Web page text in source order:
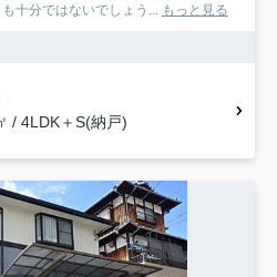
十分ではないでしょう...
もっと見る
/ 4LDK＋S(納戸)